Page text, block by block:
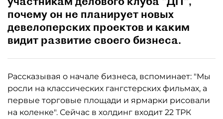
почему он не планирует новых
девелоперских проектов и каким
видит развитие своего бизнеса.
Рассказывая о начале бизнеса, вспоминает: "Мы
росли на классических гангстерских фильмах, а
первые торговые площади и ярмарки рисовали
на коленке". Сейчас в холдинг входит 22 ТРК